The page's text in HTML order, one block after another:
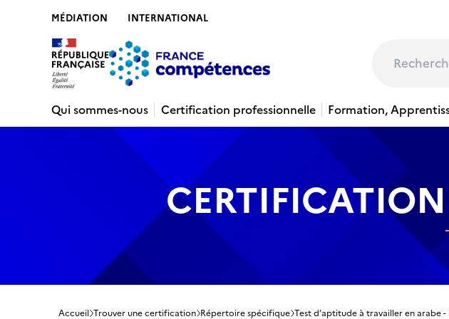
MÉDIATION INTERNATIONAL
Qui sommes-nous
Certification professionnelle Formation,
Accueil Trouver une certification Répertoire spécifique Test d’aptitude à travailler en arabe -